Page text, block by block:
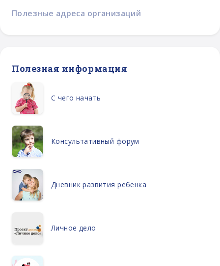
Полезные адреса организаций
Полезная информация
С чего начать
Консультативный форум
Дневник развития ребенка
Личное дело